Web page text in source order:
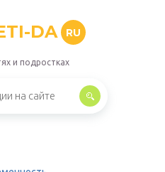
DA RU
и подростках